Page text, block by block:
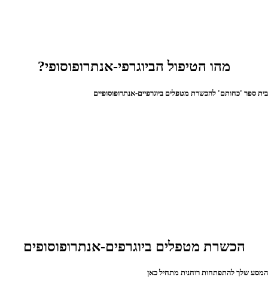
מהו הטיפול הביוגרפי-אנתרופוסופי?
ספר 'כחותם' להכשרת מטפלים ביוגרפיים-אנתרופוסופיים
הכשרת מטפלים ביוגרפים-אנתרופוסופים
שלך להתפתחות רוחנית מתחיל כאן